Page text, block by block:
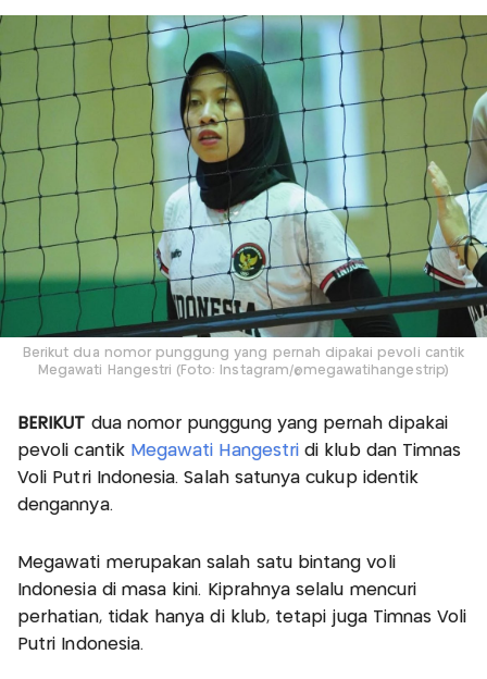
Berikut dua nomor punggung yang pernah dipakai pevoli cantik
Megawati Hangestri (Foto: Instagram/@megawatihangestrip)
BERIKUT dua nomor punggung yang pernah dipakai
pevoli cantik Megawati Hangestridi klub dan Timnas
Voli Putri Indonesia. Salah satunya cukup identik
dengannya.
Megawati merupakan salah satu bintang voli
Indonesia di masa kini. Kiprahnya selalu mencuri
perhatian, tidak hanya di klub, tetapi juga Timnas Voli
Putri Indonesia.